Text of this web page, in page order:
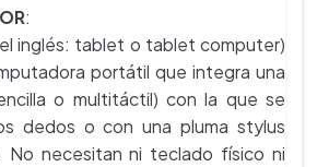
:
inglés: tablet o tablet computer)
portátil que integra una
o multitáctil) con la que se
dedos o con una pluma stylus
No necesitan ni teclado físico ni